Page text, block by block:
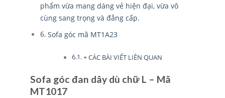
phẩm vừa mang dáng vẻ hiện đại, vừa vô
cùng sang trọng và đẳng cấp.
Sofa góc mã MT1A23
+ CÁC BÀI VIẾT LIÊN QUAN
Sofa góc đan dây dù chữ L – Mã
MT1017